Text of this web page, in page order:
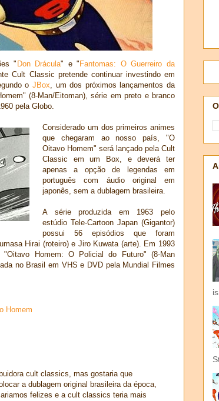
" Don Drácula" e " Fantomas: O Guerreiro da
Cult Classic pretende continuar investindo em
o JBox , um dos próximos lançamentos da
(8-Man/Eitoman), série em preto e branco
pela Globo.
Considerado um dos primeiros animes
que chegaram ao nosso país, "O
Oitavo Homem" será lançado pela Cult
Classic em um Box, e deverá ter
apenas a opção de legendas em
português com áudio original em
japonês, sem a dublagem brasileira.
A série produzida em 1963 pelo
estúdio Tele-Cartoon Japan (Gigantor)
possui 56 episódios que foram
Hirai (roteiro) e Jiro Kuwata (arte). Em 1993
Homem: O Policial do Futuro" (8-Man
no Brasil em VHS e DVD pela Mundial Filmes
Homem
cult classics, mas gostaria que
a dublagem original brasileira da época,
felizes e a cult classics teria mais